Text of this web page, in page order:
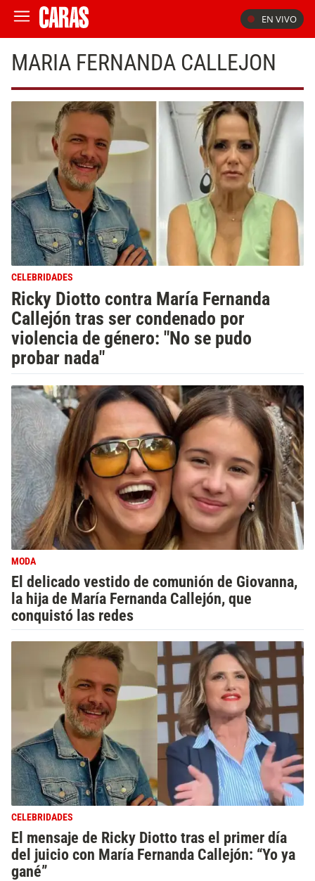
EN VIVO
MARIA FERNANDA CALLEJON
CELEBRIDADES
Ricky Diotto contra María Fernanda
Callejón tras ser condenado por
violencia de género: "No se pudo
probar nada"
MODA
El delicado vestido de comunión de Giovanna,
la hija de María Fernanda Callejón, que
conquistó las redes
CELEBRIDADES
El mensaje de Ricky Diotto tras el primer día
del juicio con María Fernanda Callejón: “Yo ya
gané”